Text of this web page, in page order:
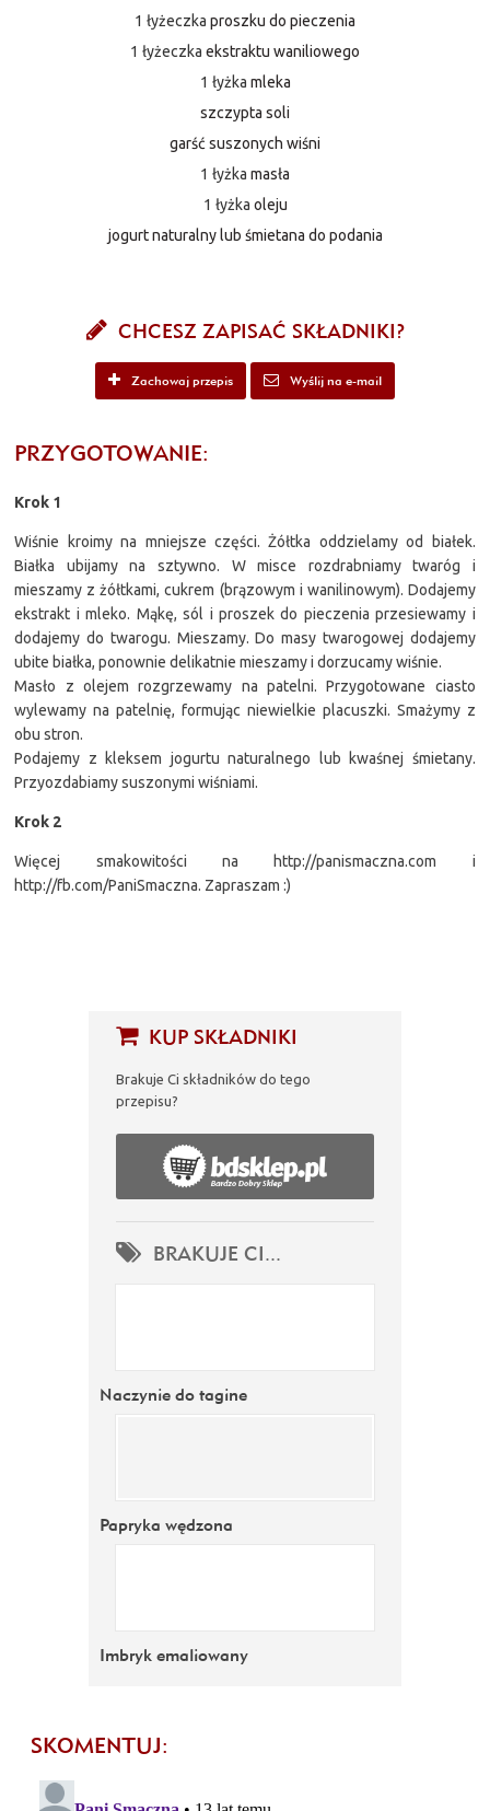
1 łyżeczka proszku do pieczenia
1 łyżeczka ekstraktu waniliowego
1 łyżka mleka
szczypta soli
garść suszonych wiśni
1 łyżka masła
1 łyżka oleju
jogurt naturalny lub śmietana do podania
KUP SKŁADNIKI
Brakuje Ci składników do tego
przepisu?
BRAKUJE CI...
Naczynie do tagine
Papryka wędzona
Imbryk emaliowany
CHCESZ ZAPISAĆ SKŁADNIKI?
Zachowaj przepis Wyślij na e-mail
PRZYGOTOWANIE:
Krok 1
Wiśnie kroimy na mniejsze części. Żółtka oddzielamy od białek.
Białka ubijamy na sztywno. W misce rozdrabniamy twaróg i
mieszamy z żółtkami, cukrem (brązowym i wanilinowym). Dodajemy
ekstrakt i mleko. Mąkę, sól i proszek do pieczenia przesiewamy i
dodajemy do twarogu. Mieszamy. Do masy twarogowej dodajemy
ubite białka, ponownie delikatnie mieszamy i dorzucamy wiśnie.
Masło z olejem rozgrzewamy na patelni. Przygotowane ciasto
wylewamy na patelnię, formując niewielkie placuszki. Smażymy z
obu stron.
Podajemy z kleksem jogurtu naturalnego lub kwaśnej śmietany.
Przyozdabiamy suszonymi wiśniami.
Krok 2
Więcej smakowitości na http://panismaczna.com i
http://fb.com/PaniSmaczna. Zapraszam :)
SKOMENTUJ: